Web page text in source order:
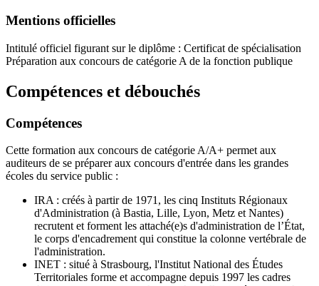
Mentions officielles
Intitulé officiel figurant sur le diplôme : Certificat de spécialisation
Préparation aux concours de catégorie A de la fonction publique
Compétences et débouchés
Compétences
Cette formation aux concours de catégorie A/A+ permet aux
auditeurs de se préparer aux concours d'entrée dans les grandes
écoles du service public :
IRA : créés à partir de 1971, les cinq Instituts Régionaux
d'Administration (à Bastia, Lille, Lyon, Metz et Nantes)
recrutent et forment les attaché(e)s d'administration de l’État,
le corps d'encadrement qui constitue la colonne vertébrale de
l'administration.
INET : situé à Strasbourg, l'Institut National des Études
Territoriales forme et accompagne depuis 1997 les cadres